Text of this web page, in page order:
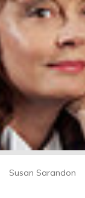
Susan Sarandon